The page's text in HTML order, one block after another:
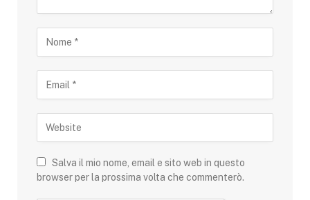
Salva il mio nome, email e sito web in questo
browser per la prossima volta che commenterò.